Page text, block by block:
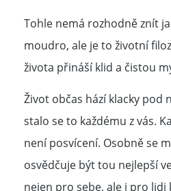
Tohle nemá rozhodně znít
moudro, ale je to životní
života přináší klid a čistou
Život občas hází klacky pod
stalo se to každému z vás.
není posvícení. Osobně se
osvědčuje být tou nejlepší
nejen pro sebe, ale i pro lidi